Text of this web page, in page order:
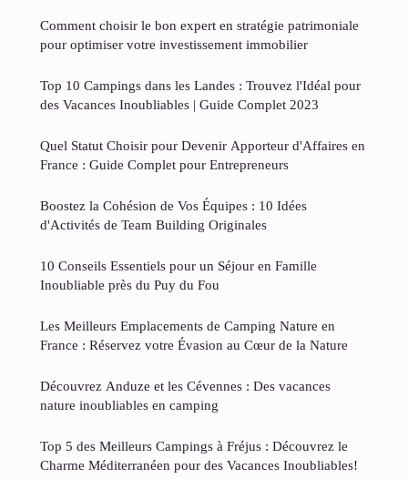
Comment choisir le bon expert en stratégie patrimoniale
pour optimiser votre investissement immobilier
Top 10 Campings dans les Landes : Trouvez l'Idéal pour
des Vacances Inoubliables | Guide Complet 2023
Quel Statut Choisir pour Devenir Apporteur d'Affaires en
France : Guide Complet pour Entrepreneurs
Boostez la Cohésion de Vos Équipes : 10 Idées
d'Activités de Team Building Originales
10 Conseils Essentiels pour un Séjour en Famille
Inoubliable près du Puy du Fou
Les Meilleurs Emplacements de Camping Nature en
France : Réservez votre Évasion au Cœur de la Nature
Découvrez Anduze et les Cévennes : Des vacances
nature inoubliables en camping
Top 5 des Meilleurs Campings à Fréjus : Découvrez le
Charme Méditerranéen pour des Vacances Inoubliables!